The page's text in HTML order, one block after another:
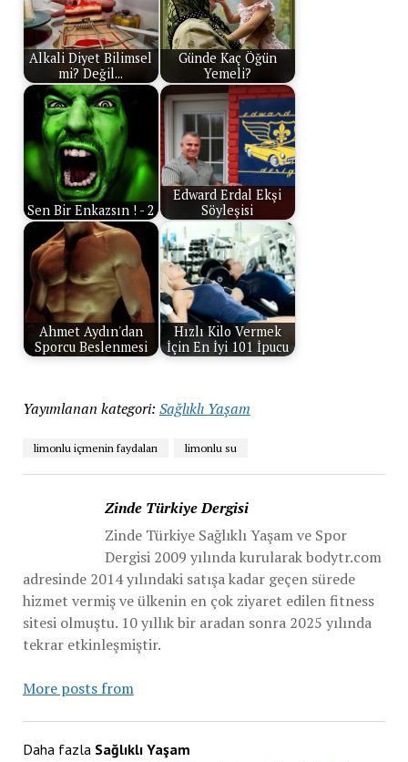
Alkali Diyet Bilimsel
mi? Değil...
Günde Kaç Öğün
Yemeli?
Sen Bir Enkazsın ! - 2
Edward Erdal Ekşi
Söyleşisi
Ahmet Aydın'dan
Sporcu Beslenmesi
Hızlı Kilo Vermek
İçin En İyi 101 İpucu
Yayımlanan kategori: Sağlıklı Yaşam
limonlu içmenin faydaları limonlu su
Zinde Türkiye Dergisi
Zinde Türkiye Sağlıklı Yaşam ve Spor
Dergisi 2009 yılında kurularak bodytr.com
adresinde 2014 yılındaki satışa kadar geçen sürede
hizmet vermiş ve ülkenin en çok ziyaret edilen fitness
sitesi olmuştu. 10 yıllık bir aradan sonra 2025 yılında
tekrar etkinleşmiştir.
More posts from
Daha fazla Sağlıklı Yaşam